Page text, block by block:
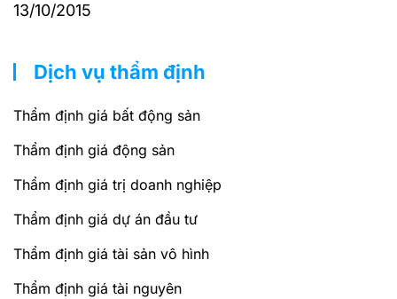
13/10/2015
Dịch vụ thẩm định
Thẩm định giá bất động sản
Thẩm định giá động sản
Thẩm định giá trị doanh nghiệp
Thẩm định giá dự án đầu tư
Thẩm định giá tài sản vô hình
Thẩm định giá tài nguyên